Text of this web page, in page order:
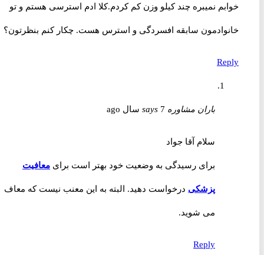
خوابم نمیبره چند کیلو وزن کم کردم.کلا ادم استرسی هستم و تو
خانوادمون سابقه افسردگی و استرس هست. چکار کنم بنظرتون؟
Reply
باران مشاوره says 7 سال ago
سلام آقا جواد
برای رسیدگی به وضعیت خود بهتر است برایمعافیت
پزشکیدرخواست دهید. البته به این معنب نیست که معاف
می شوید.
Reply